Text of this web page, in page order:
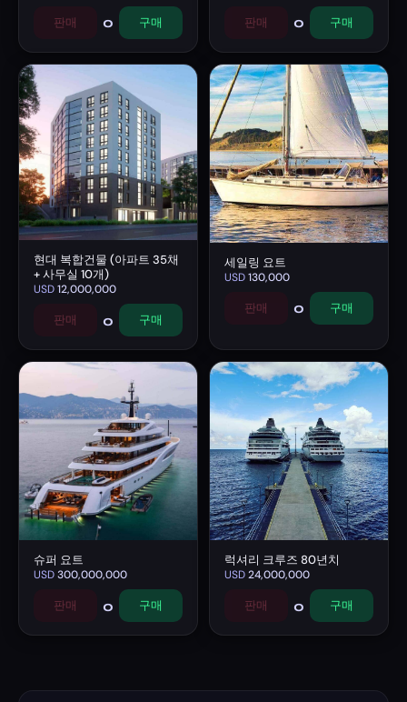
판매 0 구매 판매 0 구매
현대 복합건물 (아파트 35채
+ 사무실 10개)
USD12,000,000
판매 0 구매
세일링 요트
USD130,000
판매 0 구매
슈퍼 요트
USD300,000,000
판매 0 구매
럭셔리 크루즈 80년치
USD24,000,000
판매 0 구매